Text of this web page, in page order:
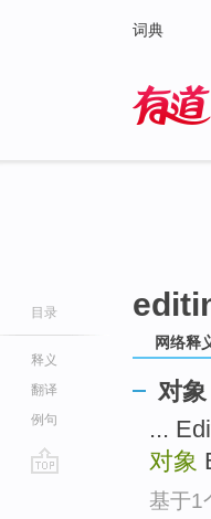
词典
目录
释义
翻译
例句
网络释
对象
...
对象
基于1